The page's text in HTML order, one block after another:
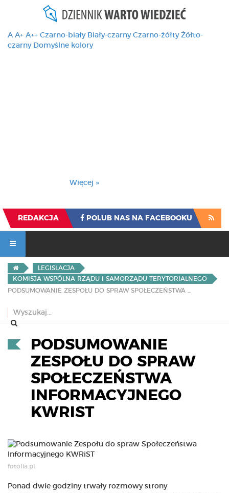
A A+ A++ Czarno-biały Biały-czarny Czarno-żółty Żółto-
czarny Domyślne kolory
Więcej »
REDAKCJA POLUB NAS NA FACEBOOKU
LEGISLACJA
KOMISJA WSPÓLNA RZĄDU I SAMORZĄDU TERYTORIALNEGO
PODSUMOWANIE ZESPOŁU DO SPRAW SPOŁECZEŃSTWA INFORMACYJNEGO KWRIST
PODSUMOWANIE
ZESPOŁU DO SPRAW
SPOŁECZEŃSTWA
INFORMACYJNEGO
KWRIST
fotolia.pl
Ponad dwie godziny trwały rozmowy strony